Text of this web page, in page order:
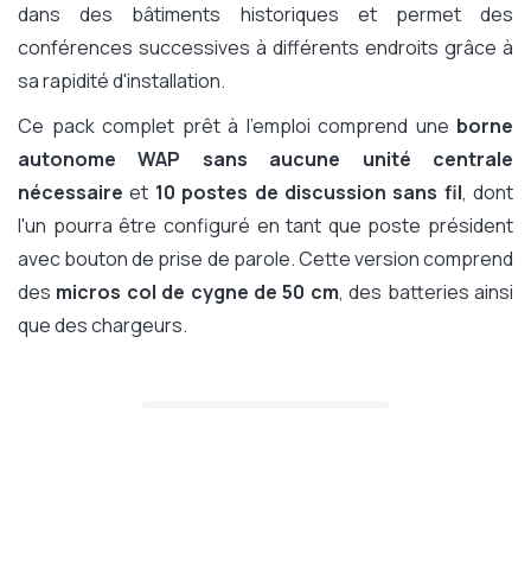
dans des bâtiments historiques et permet des
conférences successives à différents endroits grâce à
sa rapidité d'installation.
Ce pack complet prêt à l'emploi comprend une borne
autonome WAP sans aucune unité centrale
nécessaireet 10 postes de discussion sans fil, dont
l'un pourra être configuré en tant que poste président
avec bouton de prise de parole. Cette version comprend
des micros col de cygne de 50 cm, des batteries ainsi
que des chargeurs.